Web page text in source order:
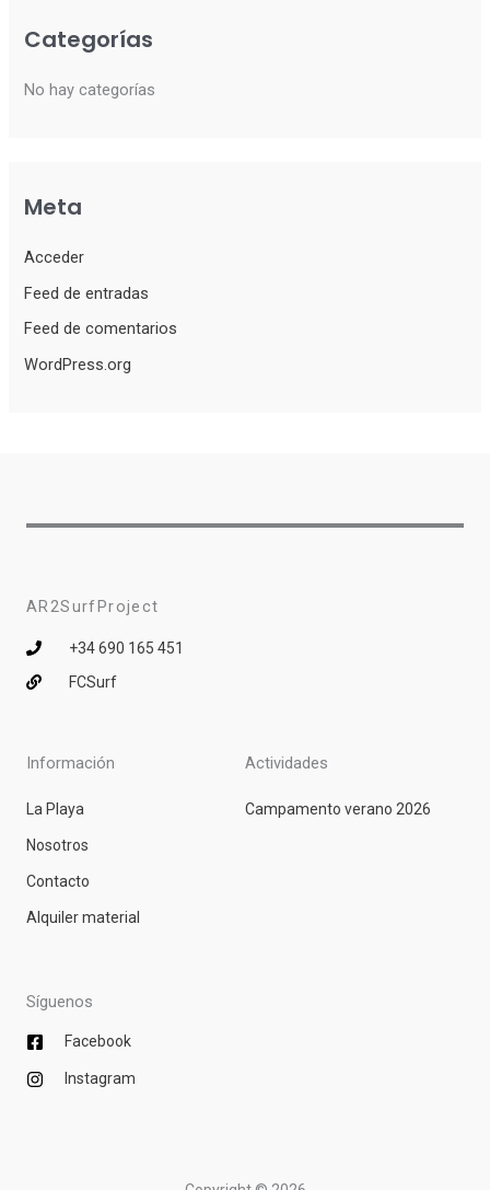
Categorías
No hay categorías
Meta
Acceder
Feed de entradas
Feed de comentarios
WordPress.org
AR2SurfProject
+34 690 165 451
FCSurf
Información
La Playa
Nosotros
Contacto
Alquiler material
Actividades
Campamento verano 2026
Síguenos
Facebook
Instagram